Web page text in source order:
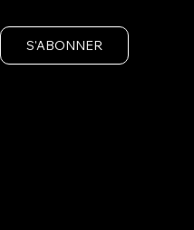
S'ABONNER